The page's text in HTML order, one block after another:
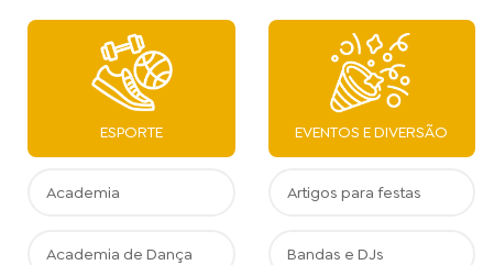
ESPORTE
Academia
Academia de Dança
EVENTOS E DIVERSÃO
Artigos para festas
Bandas e DJs